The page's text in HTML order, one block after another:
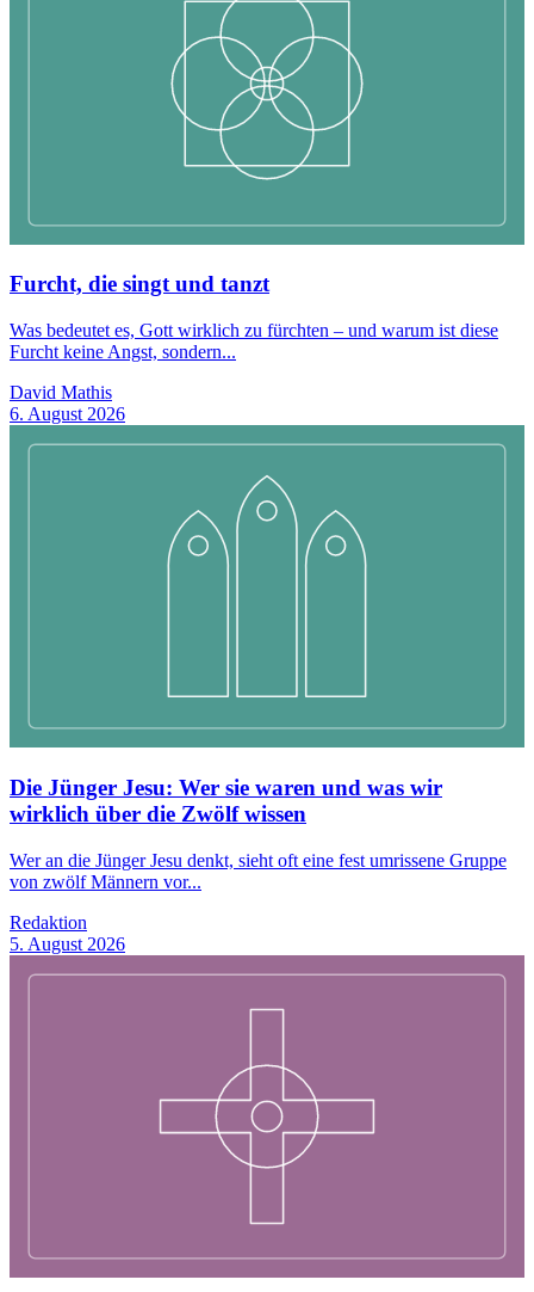
Furcht, die singt und tanzt
Was bedeutet es, Gott wirklich zu fürchten – und warum ist diese
Furcht keine Angst, sondern...
David Mathis
6. August 2026
Die Jünger Jesu: Wer sie waren und was wir
wirklich über die Zwölf wissen
Wer an die Jünger Jesu denkt, sieht oft eine fest umrissene Gruppe
von zwölf Männern vor...
Redaktion
5. August 2026